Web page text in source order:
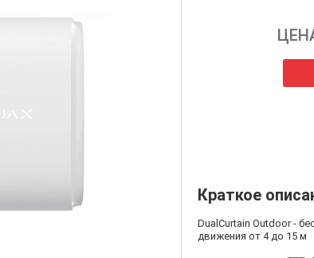
Краткое
DualCurtain Outdoor -
движения от 4 до 15 м